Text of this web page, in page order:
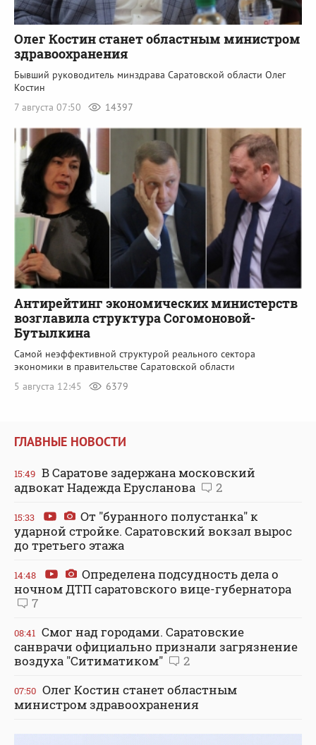
Олег Костин станет областным министром
здравоохранения
Бывший руководитель минздрава Саратовской области Олег
Костин
7 августа 07:50
14397
Антирейтинг экономических министерств
возглавила структура Согомоновой-
Бутылкина
Самой неэффективной структурой реального сектора
экономики в правительстве Саратовской области
5 августа 12:45
6379
ГЛАВНЫЕ НОВОСТИ
15:49 В Саратове задержана московский
адвокат Надежда Ерусланова
2
15:33
От "буранного полустанка" к
ударной стройке. Саратовский вокзал вырос
до третьего этажа
14:48
Определена подсудность дела о
ночном ДТП саратовского вице-губернатора
7
08:41 Смог над городами. Саратовские
санврачи официально признали загрязнение
воздуха "Ситиматиком"
2
07:50 Олег Костин станет областным
министром здравоохранения